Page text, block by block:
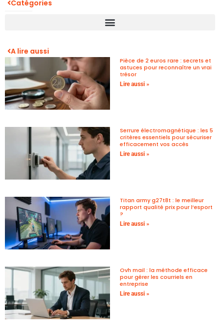
Catégories
A lire aussi
Pièce de 2 euros rare : secrets et
astuces pour reconnaître un vrai
trésor
Lire aussi »
Serrure électromagnétique : les 5
critères essentiels pour sécuriser
efficacement vos accès
Lire aussi »
Titan army g27t8t : le meilleur
rapport qualité prix pour l’esport
?
Lire aussi »
Ovh mail : la méthode efficace
pour gérer les courriels en
entreprise
Lire aussi »